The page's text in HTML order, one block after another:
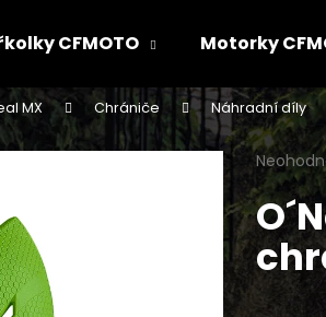
CFMOTO Motorky
MX Chrániče Náhradní díly
produktu
je
0,0
z
5
Co potřebujete najít?
Doporučujeme